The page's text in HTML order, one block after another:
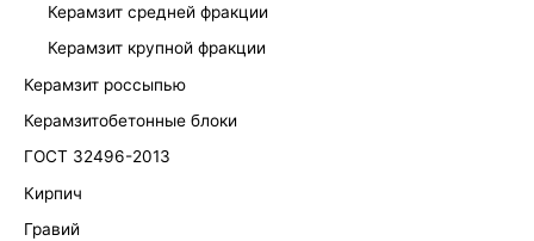
Керамзит средней фракции
Керамзит крупной фракции
Керамзит россыпью
Керамзитобетонные блоки
ГОСТ 32496-2013
Кирпич
Гравий